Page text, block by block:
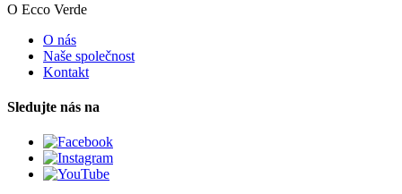
O Ecco Verde
O nás
Naše společnost
Kontakt
Sledujte nás na